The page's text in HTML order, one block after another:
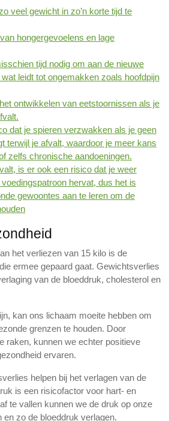
veel gewicht in zo’n korte tijd te
hongergevoelens en lage
tijd nodig om aan de nieuwe
leidt tot ongemakken zoals hoofdpijn
ontwikkelen van eetstoornissen als je
dat je spieren verzwakken als je geen
terwijl je afvalt, waardoor je meer kans
zelfs chronische aandoeningen.
is er ook een risico dat je weer
hervat, dus het is
gewoontes aan te leren om de
het verliezen van 15 kilo is de
ermee gepaard gaat. Gewichtsverlies
van de bloeddruk, cholesterol en
kan ons lichaam moeite hebben om
grenzen te houden. Door
raken, kunnen we echter positieve
ervaren.
helpen bij het verlagen van de
is een risicofactor voor hart- en
te vallen kunnen we de druk op onze
en zo de bloeddruk verlagen.